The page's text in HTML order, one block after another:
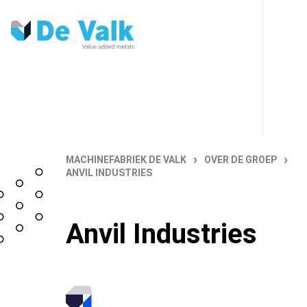
MACHINEFABRIEK DE VALK › OVER DE GROEP ›
ANVIL INDUSTRIES
Anvil Industries